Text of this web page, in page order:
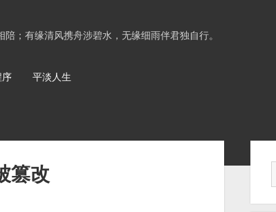
；有缘清风携舟涉碧水，无缘细雨伴君独自行。
序 平淡人生
篡改